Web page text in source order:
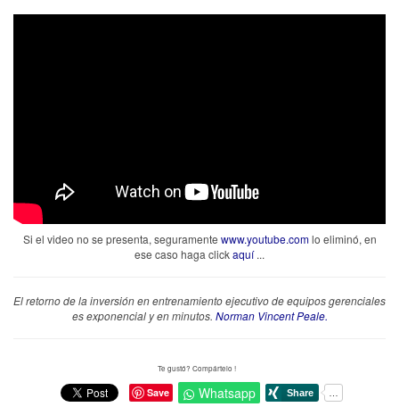
Si el video no se presenta, seguramente www.youtube.comlo eliminó, en
ese caso haga clickaquí...
El retorno de la inversión en entrenamiento ejecutivo de equipos gerenciales
es exponencial y en minutos. Norman Vincent Peale.
Te gustó? Compártelo !
Save Whatsapp